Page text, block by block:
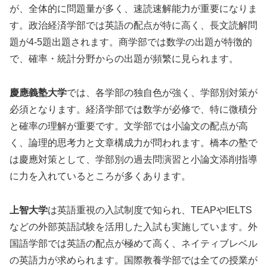
が、全体的に問題量が多く、速読速解能力が重要になりま
す。政治経済学部では英語の配点が特に高く、長文読解問
題が4-5題出題されます。商学部では数学の出題が特徴的
で、確率・統計分野からの出題が頻繁に見られます。
慶應義塾大学では、各学部の独自色が強く、学部別対策が
必須となります。経済学部では数学が必修で、特に微積分
と確率の理解が重要です。文学部では小論文の配点が高
く、論理的思考力と文章構成力が問われます。橋本の塾で
は慶應対策として、学部別の過去問演習と小論文添削指導
に力を入れているところが多くあります。
上智大学は英語重視の入試制度で知られ、TEAPやIELTS
などの外部英語試験を活用した入試も実施しています。外
国語学部では英語の配点が極めて高く、ネイティブレベル
の英語力が求められます。国際教養学部では全ての授業が